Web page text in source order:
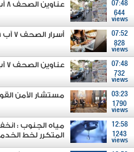
07:48
644
views
عناوين الصحف 8 آب 2026
07:52
828
views
أسرار الصحف 7 آب 2026
07:48
732
views
عناوين الصحف 7 آب 2026
03:23
1790
views
مستشار الأمن
12:58
1243
views
مياه الجنوب :
المتكرر لخط